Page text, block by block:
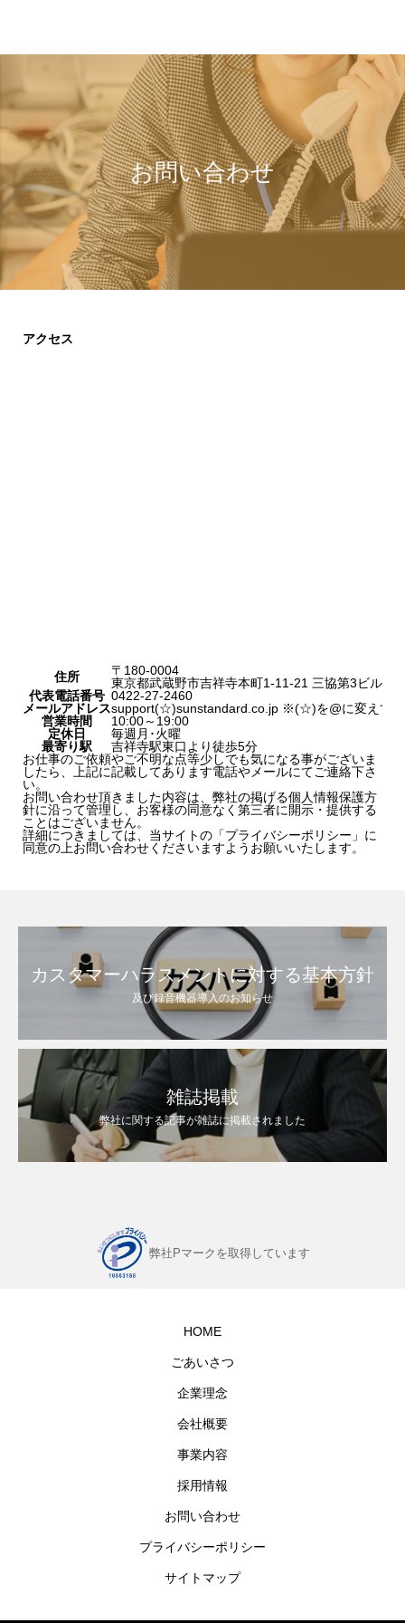
お問い合わせ
アクセス
住所
〒180-0004
東京都武蔵野市吉祥寺本町1-11-21 三協第3ビル4F
代表電話番号 0422-27-2460
メールアドレスsupport(☆)sunstandard.co.jp ※(☆)を@に変えて
営業時間
10:00～19:00
定休日
毎週月･火曜
最寄り駅
吉祥寺駅東口より徒歩5分
お仕事のご依頼やご不明な点等少しでも気になる事がございま
したら、上記に記載してあります電話やメールにてご連絡下さ
い。
お問い合わせ頂きました内容は、弊社の掲げる個人情報保護方
針に沿って管理し、お客様の同意なく第三者に開示・提供する
ことはございません。
詳細につきましては、当サイトの「プライバシーポリシー 」に
同意の上お問い合わせくださいますようお願いいたします。
カスタマーハラスメントに対する基本方針
及び録音機器導入のお知らせ
雑誌掲載
弊社に関する記事が雑誌に掲載されました
弊社Pマークを取得しています
HOME
ごあいさつ
企業理念
会社概要
事業内容
採用情報
お問い合わせ
プライバシーポリシー
サイトマップ